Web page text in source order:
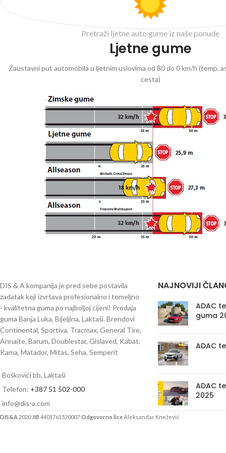
Pretraži ljetne auto gume iz naše ponude
Ljetne gume
Zaustavni put automobila u ljetnim uslovima od 80 do 0 km/h (temp.
cesta)
DIS & A kompanija je pred sebe postavila
zadatak koji izvršava profesionalno i temeljno
- kvalitetna guma po najboljoj cijeni! Prodaja
guma Banja Luka, Bijeljina, Laktaši. Brendovi
Continental, Sportiva, Tracmax, General Tire,
Annaite, Barum, Doublestar, Gislaved, Kabat,
Kama, Matador, Mitas, Seha, Semperit
Boškovići bb, Laktaši
Telefon: +387 51 502-000
info@dis-a.com
NAJNOVIJI
ADAC
guma
ADAC
ADAC
2025
DIS&A 2020 JIB 4401761520007 Odgovorno liceAleksandar Knežević